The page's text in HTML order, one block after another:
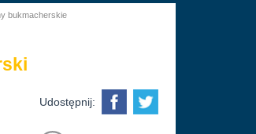
bukmacherskie
Udostępnij: